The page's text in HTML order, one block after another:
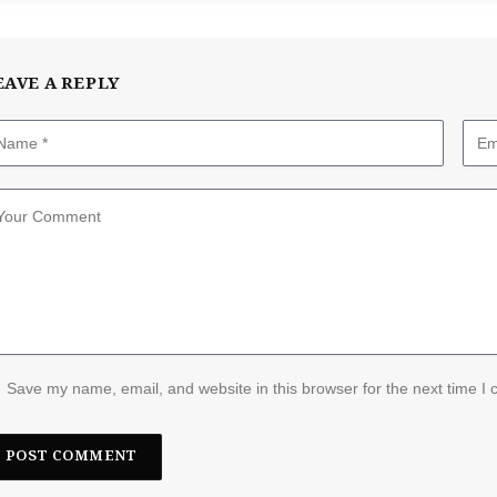
A REPLY
Save my name, email, and website in this browser for the next time I